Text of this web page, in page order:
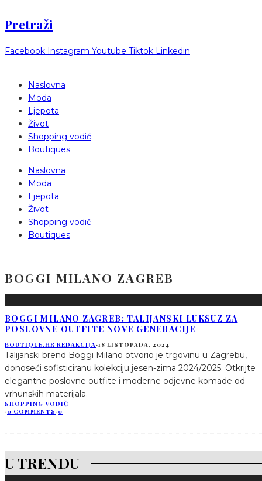
Pretraži
Facebook Instagram Youtube Tiktok Linkedin
Naslovna
Moda
Ljepota
Život
Shopping vodič
Boutiques
Naslovna
Moda
Ljepota
Život
Shopping vodič
Boutiques
BOGGI MILANO ZAGREB
BOGGI MILANO ZAGREB: TALIJANSKI LUKSUZ ZA
POSLOVNE OUTFITE NOVE GENERACIJE
BOUTIQUE.HR REDAKCIJA·18 LISTOPADA, 2024
Talijanski brend Boggi Milano otvorio je trgovinu u Zagrebu,
donoseći sofisticiranu kolekciju jesen-zima 2024/2025. Otkrijte
elegantne poslovne outfite i moderne odjevne komade od
vrhunskih materijala.
SHOPPING VODIČ
·0 COMMENTS ·0
U TRENDU